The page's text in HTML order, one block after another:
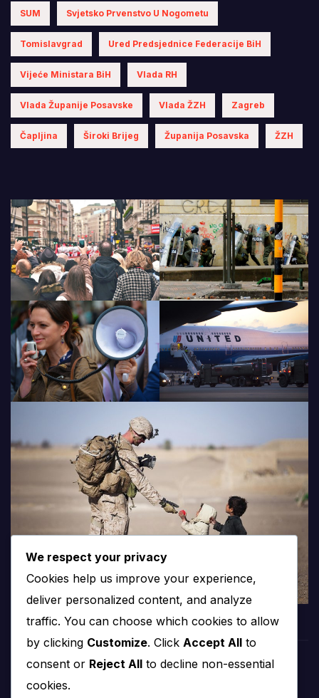
SUM Svjetsko Prvenstvo U Nogometu
Tomislavgrad Ured Predsjednice Federacije BiH
Vijeće Ministara BiH Vlada RH
Vlada Županije Posavske Vlada ŽZH Zagreb
Čapljina Široki Brijeg Županija Posavska ŽZH
We respect your privacy
Cookies help us improve your experience,
deliver personalized content, and analyze
traffic. You can choose which cookies to allow
by clicking Customize. Click Accept All to
consent or Reject All to decline non-essential
cookies.